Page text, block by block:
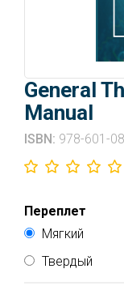
General
Manual
ISBN: 978-601-
Переплет
Мягкий
Твердый